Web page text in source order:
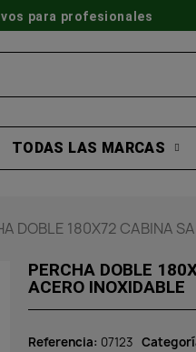
para profesionales
TODAS LAS MARCAS
DOBLE 180X72 CABINA
PERCHA DOBLE
ACERO INOXIDABLE
Referencia 07123